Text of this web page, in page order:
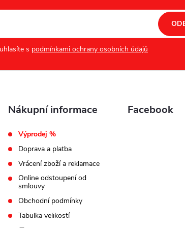
s podmínkami ochrany osobních údajů
Nákupní informace
Výprodej %
Doprava a platba
Vrácení zboží a reklamace
Online odstoupení od
smlouvy
Obchodní podmínky
Tabulka velikostí
Facebook